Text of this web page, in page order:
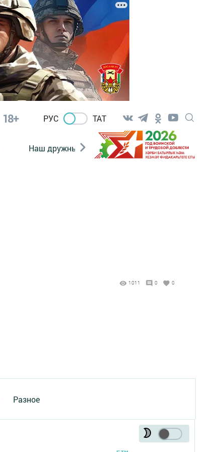
18+ РУС ТАТ
Наш дружный коллектив Документы
1011 0 0
Разное